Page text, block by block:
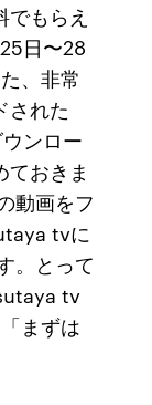
もらえ
日〜28
、非常
された
ンロー
ておきま
動画をフ
tvに
。とって
tv
まずは